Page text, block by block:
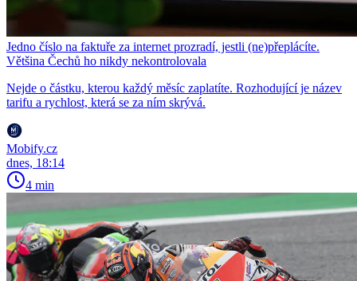
Jedno číslo na faktuře za internet prozradí, jestli (ne)přeplácíte.
Většina Čechů ho nikdy nekontrolovala
Nejde o částku, kterou každý měsíc zaplatíte. Rozhodující je název
tarifu a rychlost, která se za ním skrývá.
Mobify.cz
dnes, 18:14
4 min